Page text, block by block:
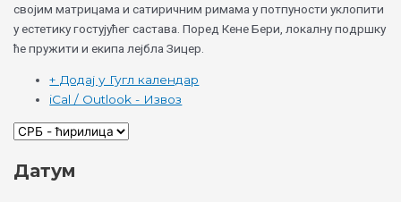
својим матрицама и сатиричним римама у потпуности уклопити
у естетику гостујућег састава. Поред Кене Бери, локалну подршку
ће пружити и екипа лејбла Зицер.
+ Додај у Гугл календар
iCal / Outlook - Извоз
Датум